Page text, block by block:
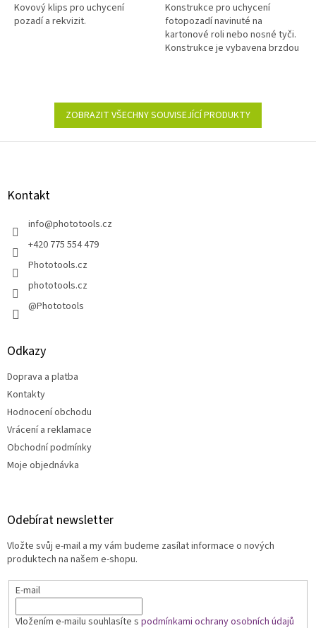
5
hvězdiček.
Kovový klips pro uchycení
pozadí a rekvizit.
5
hvězdiček.
Konstrukce pro uchycení
fotopozadí navinuté na
kartonové roli nebo nosné tyči.
Konstrukce je vybavena brzdou
ZOBRAZIT VŠECHNY SOUVISEJÍCÍ PRODUKTY
Z
Kontakt
info@phototools.cz
+420 775 554 479
Phototools.cz
phototools.cz
@Phototools
Odkazy
Doprava a platba
Kontakty
Hodnocení obchodu
Vrácení a reklamace
Obchodní podmínky
Moje objednávka
Odebírat newsletter
Vložte svůj e-mail a my vám budeme zasílat informace o nových
produktech na našem e-shopu.
E-mail
Vložením e-mailu souhlasíte s podmínkami ochrany osobních údajů